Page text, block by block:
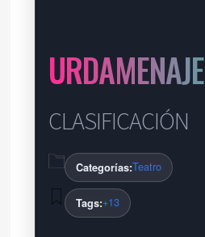
URDAMENAJE
CLASIFICACIÓN
Categorías:Teatro
Tags:+13